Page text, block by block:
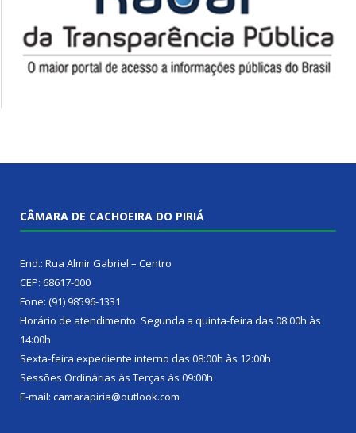
CÂMARA DE CACHOEIRA DO PIRIÁ
End.: Rua Almir Gabriel – Centro
CEP: 68617-000
Fone: (91) 98596-1331
Horário de atendimento: Segunda a quinta-feira das 08:00h às
14:00h
Sexta-feira expediente interno das 08:00h às 12:00h
Sessões Ordinárias às Terças às 09:00h
E-mail: camarapiria@outlook.com